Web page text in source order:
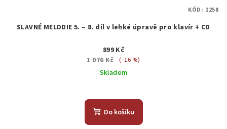
SLAVNÉ MELODIE 5. – 8. díl v lehké úpravě pro klavír + CD
899 Kč
1 076 Kč
(–16 %)
Skladem
hodnocení
produktu
Do košíku
KÓD: 1258